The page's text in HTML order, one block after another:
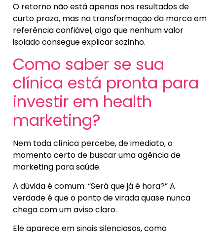
O retorno não está apenas nos resultados de
curto prazo, mas na transformação da marca em
referência confiável, algo que nenhum valor
isolado consegue explicar sozinho.
Como saber se sua
clínica está pronta para
investir em health
marketing?
Nem toda clínica percebe, de imediato, o
momento certo de buscar uma agência de
marketing para saúde.
A dúvida é comum: “Será que já é hora?” A
verdade é que o ponto de virada quase nunca
chega com um aviso claro.
Ele aparece em sinais silenciosos, como